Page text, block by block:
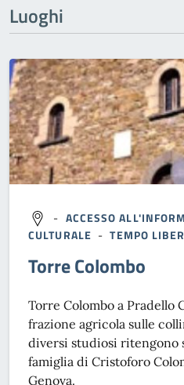
Luoghi
- ACCESSO
CULTURALE -TEMPO
Torre Colombo
Torre Colombo a Pradello
frazione agricola sulle
diversi studiosi ritengono
famiglia di Cristoforo
Genova.